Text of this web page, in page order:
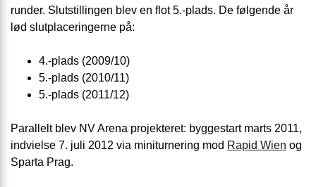
runder. Slutstillingen blev en flot 5.-plads. De følgende år
lød slutplaceringerne på:
4.-plads (2009/10)
5.-plads (2010/11)
5.-plads (2011/12)
Parallelt blev NV Arena projekteret: byggestart marts 2011,
indvielse 7. juli 2012 via miniturnering mod Rapid Wien og
Sparta Prag.